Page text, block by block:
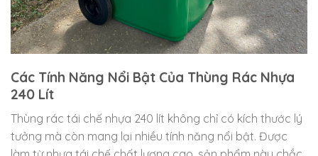
Các Tính Năng Nổi Bật Của Thùng Rác Nhựa
240 Lít
Thùng rác tái chế nhựa 240 lít không chỉ có kích thước lý
tưởng mà còn mang lại nhiều tính năng nổi bật. Được